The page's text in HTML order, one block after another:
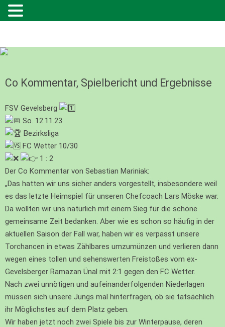
Co Kommentar, Spielbericht und Ergebnisse
FSV Gevelsberg
So. 12.11.23
Bezirksliga
FC Wetter 10/30
1 : 2
Der Co Kommentar von Sebastian Mariniak:
„Das hatten wir uns sicher anders vorgestellt, insbesondere weil
es das letzte Heimspiel für unseren Chefcoach Lars Möske war.
Da wollten wir uns natürlich mit einem Sieg für die schöne
gemeinsame Zeit bedanken. Aber wie es schon so häufig in der
aktuellen Saison der Fall war, haben wir es verpasst unsere
Torchancen in etwas Zählbares umzumünzen und verlieren dann
wegen eines tollen und sehenswerten Freistoßes vom ex-
Gevelsberger Ramazan Ünal mit 2:1 gegen den FC Wetter.
Nach zwei unnötigen und aufeinanderfolgenden Niederlagen
müssen sich unsere Jungs mal hinterfragen, ob sie tatsächlich
ihr Möglichstes auf dem Platz geben.
Wir haben jetzt noch zwei Spiele bis zur Winterpause, deren